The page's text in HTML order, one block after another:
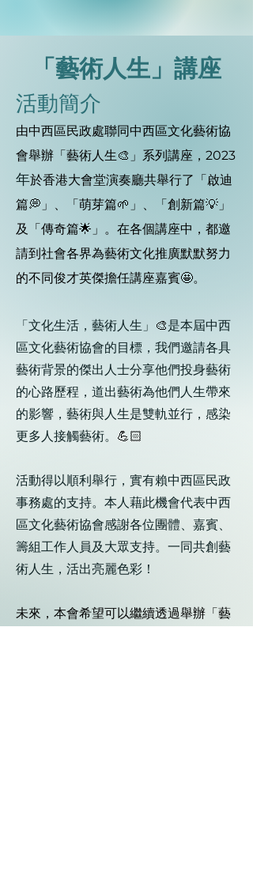
「藝術人生」講座
活動簡介
由中西區民政處聯同中西區文化藝術協
會舉辦「藝術人生🎨」系列講座，2023
年於香港大會堂演奏廳共舉行了「啟迪
篇💭」、「萌芽篇🌱」、「創新篇💡」
及「傳奇篇🌟」。在各個講座中，都邀
請到社會各界為藝術文化推廣默默努力
的不同俊才英傑擔任講座嘉賓🤩。
「文化生活，藝術人生」 🎨是本屆中西
區文化藝術協會的目標，我們邀請各具
藝術背景的傑出人士分享他們投身藝術
的心路歷程，道出藝術為他們人生帶來
的影響，藝術與人生是雙軌並行，感染
更多人接觸藝術。 💪🏻
活動得以順利舉行，實有賴中西區民政
事務處的支持。本人藉此機會代表中西
區文化藝術協會感謝各位團體、嘉賓、
籌組工作人員及大眾支持。一同共創藝
術人生，活出亮麗色彩！
未來，本會希望可以繼續透過舉辦「藝